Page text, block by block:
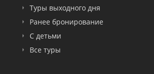
Туры выходного дня
Ранее бронирование
С детьми
Все туры